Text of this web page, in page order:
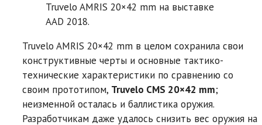
Truvelo AMRIS 20×42 mm на выставке
AAD 2018.
Truvelo AMRIS 20×42 mm в целом сохранила свои
конструктивные черты и основные тактико-
технические характеристики по сравнению со
своим прототипом, Truvelo CMS 20×42 mm;
неизменной осталась и баллистика оружия.
Разработчикам даже удалось снизить вес оружия на